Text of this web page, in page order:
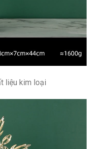
liệu kim loại